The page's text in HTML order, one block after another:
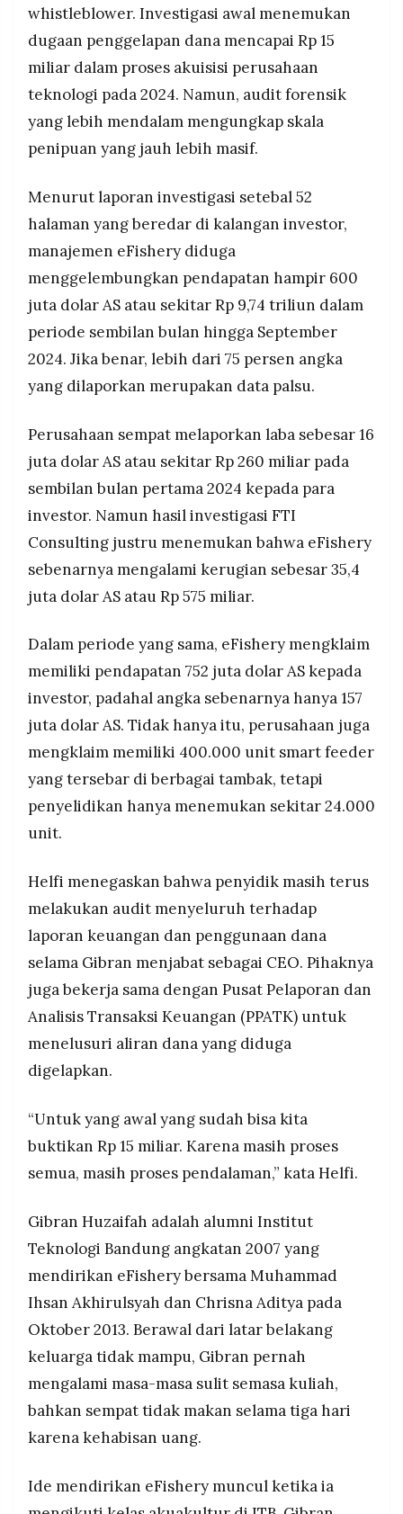
whistleblower. Investigasi awal menemukan
dugaan penggelapan dana mencapai Rp 15
miliar dalam proses akuisisi perusahaan
teknologi pada 2024. Namun, audit forensik
yang lebih mendalam mengungkap skala
penipuan yang jauh lebih masif.
Menurut laporan investigasi setebal 52
halaman yang beredar di kalangan investor,
manajemen eFishery diduga
menggelembungkan pendapatan hampir 600
juta dolar AS atau sekitar Rp 9,74 triliun dalam
periode sembilan bulan hingga September
2024. Jika benar, lebih dari 75 persen angka
yang dilaporkan merupakan data palsu.
Perusahaan sempat melaporkan laba sebesar 16
juta dolar AS atau sekitar Rp 260 miliar pada
sembilan bulan pertama 2024 kepada para
investor. Namun hasil investigasi FTI
Consulting justru menemukan bahwa eFishery
sebenarnya mengalami kerugian sebesar 35,4
juta dolar AS atau Rp 575 miliar.
Dalam periode yang sama, eFishery mengklaim
memiliki pendapatan 752 juta dolar AS kepada
investor, padahal angka sebenarnya hanya 157
juta dolar AS. Tidak hanya itu, perusahaan juga
mengklaim memiliki 400.000 unit smart feeder
yang tersebar di berbagai tambak, tetapi
penyelidikan hanya menemukan sekitar 24.000
unit.
Helfi menegaskan bahwa penyidik masih terus
melakukan audit menyeluruh terhadap
laporan keuangan dan penggunaan dana
selama Gibran menjabat sebagai CEO. Pihaknya
juga bekerja sama dengan Pusat Pelaporan dan
Analisis Transaksi Keuangan (PPATK) untuk
menelusuri aliran dana yang diduga
digelapkan.
“Untuk yang awal yang sudah bisa kita
buktikan Rp 15 miliar. Karena masih proses
semua, masih proses pendalaman,” kata Helfi.
Gibran Huzaifah adalah alumni Institut
Teknologi Bandung angkatan 2007 yang
mendirikan eFishery bersama Muhammad
Ihsan Akhirulsyah dan Chrisna Aditya pada
Oktober 2013. Berawal dari latar belakang
keluarga tidak mampu, Gibran pernah
mengalami masa-masa sulit semasa kuliah,
bahkan sempat tidak makan selama tiga hari
karena kehabisan uang.
Ide mendirikan eFishery muncul ketika ia